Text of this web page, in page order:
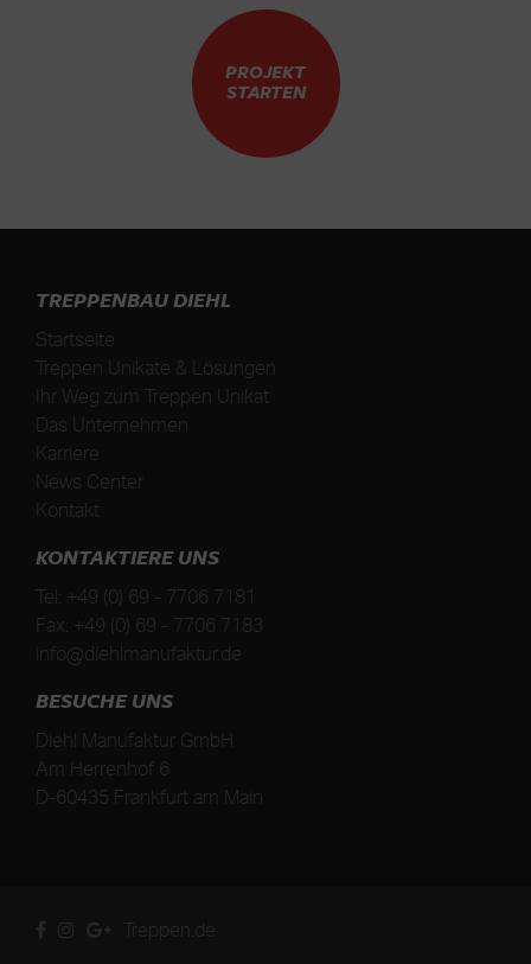
PROJEKT
STARTEN
TREPPENBAU DIEHL
Startseite
Treppen Unikate & Lösungen
Ihr Weg zum Treppen Unikat
Das Unternehmen
Karriere
News Center
Kontakt
KONTAKTIERE UNS
Tel: +49 (0) 69 - 7706 7181
Fax: +49 (0) 69 - 7706 7183
info@diehlmanufaktur.de
BESUCHE UNS
Diehl Manufaktur GmbH
Am Herrenhof 6
D-60435 Frankfurt am Main
Treppen.de